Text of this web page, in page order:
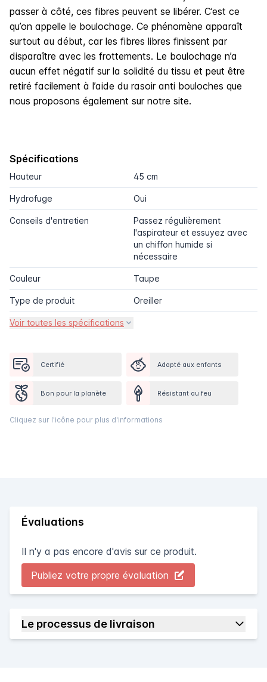
passer à côté, ces fibres peuvent se libérer. C’est ce
qu’on appelle le boulochage. Ce phénomène apparaît
surtout au début, car les fibres libres finissent par
disparaître avec les frottements. Le boulochage n’a
aucun effet négatif sur la solidité du tissu et peut être
retiré facilement à l’aide du rasoir anti bouloches que
nous proposons également sur notre site.
Spécifications
Hauteur 45 cm
Hydrofuge Oui
Conseils d'entretien
Passez régulièrement
l'aspirateur et essuyez avec
un chiffon humide si
nécessaire
Couleur Taupe
Type de produit Oreiller
Voir toutes les spécifications
Certifié Adapté aux enfants
Bon pour la planète Résistant au feu
Cliquez sur l'icône pour plus d'informations
Évaluations
Il n'y a pas encore d'avis sur ce produit.
Publiez votre propre évaluation
Le processus de livraison